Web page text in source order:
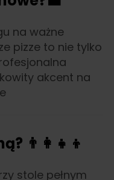
na ważne
pizze to nie tylko
akcent na
👨‍👩‍👧‍👦
stole pełnym